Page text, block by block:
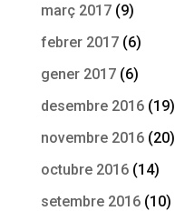
març 2017(9)
febrer 2017(6)
gener 2017(6)
desembre 2016(19)
novembre 2016(20)
octubre 2016(14)
setembre 2016(10)